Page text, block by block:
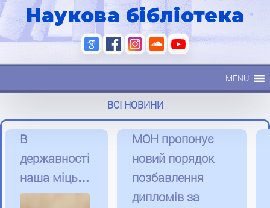
Наукова бібліотека
MENU
ВСІ НОВИНИ
В
державності
наша міць…
МОН пропонує
новий порядок
позбавлення
дипломів за